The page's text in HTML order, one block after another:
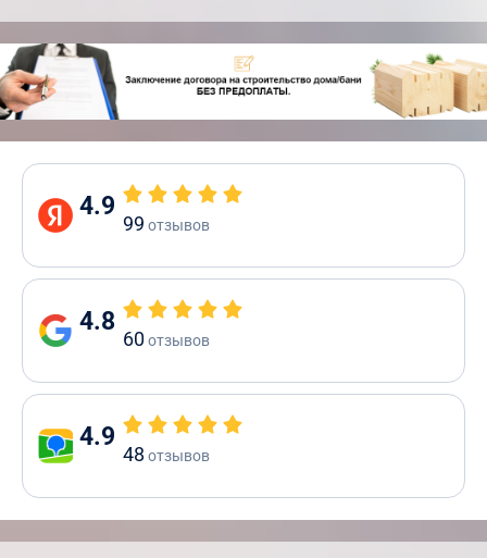
4.9
99 отзывов
4.8
60отзывов
4.9
48 отзывов